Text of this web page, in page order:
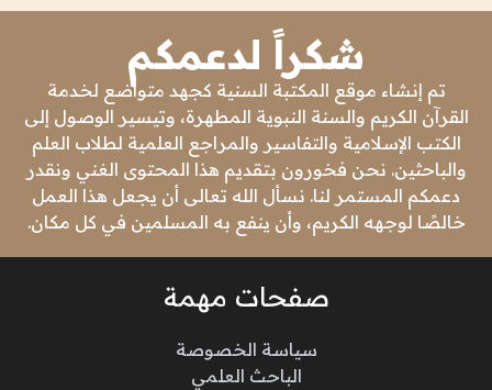
شكراً لدعمكم
تم إنشاء موقع المكتبة السنية كجهد متواضع لخدمة
القرآن الكريم والسنة النبوية المطهرة، وتيسير الوصول إلى
الكتب الإسلامية والتفاسير والمراجع العلمية لطلاب العلم
والباحثين. نحن فخورون بتقديم هذا المحتوى الغني ونقدر
دعمكم المستمر لنا. نسأل الله تعالى أن يجعل هذا العمل
خالصًا لوجهه الكريم، وأن ينفع به المسلمين في كل مكان.
صفحات مهمة
سياسة الخصوصة
الباحث العلمي